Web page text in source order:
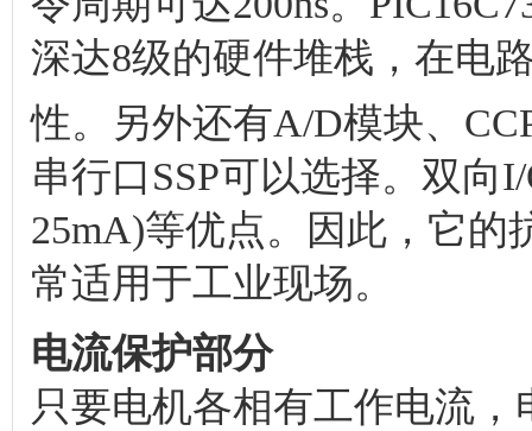
深达8级的硬件堆栈，在电
性。另外还有A/D模块、
串行口SSP可以选择。双向
25mA)等优点。因此，它的
常适用于工业现场。
电流保护部分
只要电机各相有工作电流